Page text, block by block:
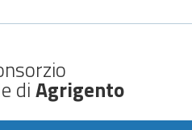
diAgrigento